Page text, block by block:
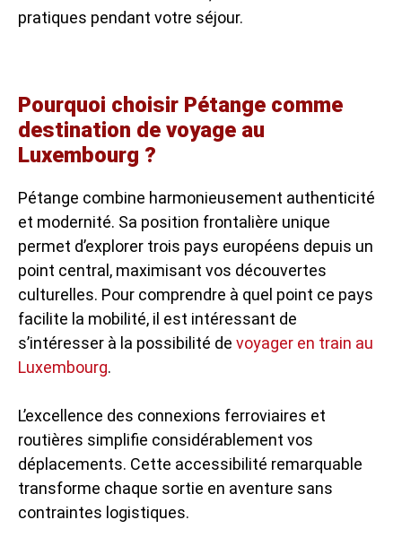
pratiques pendant votre séjour.
Pourquoi choisir Pétange comme
destination de voyage au
Luxembourg ?
Pétange combine harmonieusement authenticité
et modernité. Sa position frontalière unique
permet d’explorer trois pays européens depuis un
point central, maximisant vos découvertes
culturelles. Pour comprendre à quel point ce pays
facilite la mobilité, il est intéressant de
s’intéresser à la possibilité de voyager en train au
Luxembourg.
L’excellence des connexions ferroviaires et
routières simplifie considérablement vos
déplacements. Cette accessibilité remarquable
transforme chaque sortie en aventure sans
contraintes logistiques.